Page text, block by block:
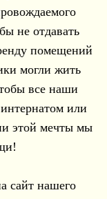
не отдавать
помещений
могли жить
все наши
или
этой мечты мы
сайт нашего